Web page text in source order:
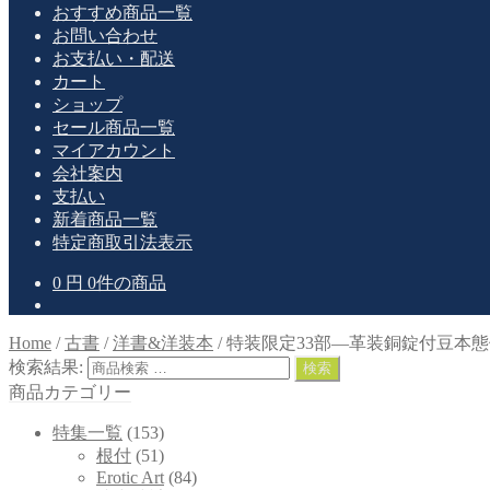
おすすめ商品一覧
お問い合わせ
お支払い・配送
カート
ショップ
セール商品一覧
マイアカウント
会社案内
支払い
新着商品一覧
特定商取引法表示
0 円 0件の商品
Home /古書 /洋書&洋装本 /特装限定33部—革装銅錠付豆本態
検索結果:
検索
商品カテゴリー
特集一覧 (153)
根付 (51)
Erotic Art (84)